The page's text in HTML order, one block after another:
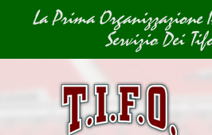
Image 01La Prima
Servizio Dei